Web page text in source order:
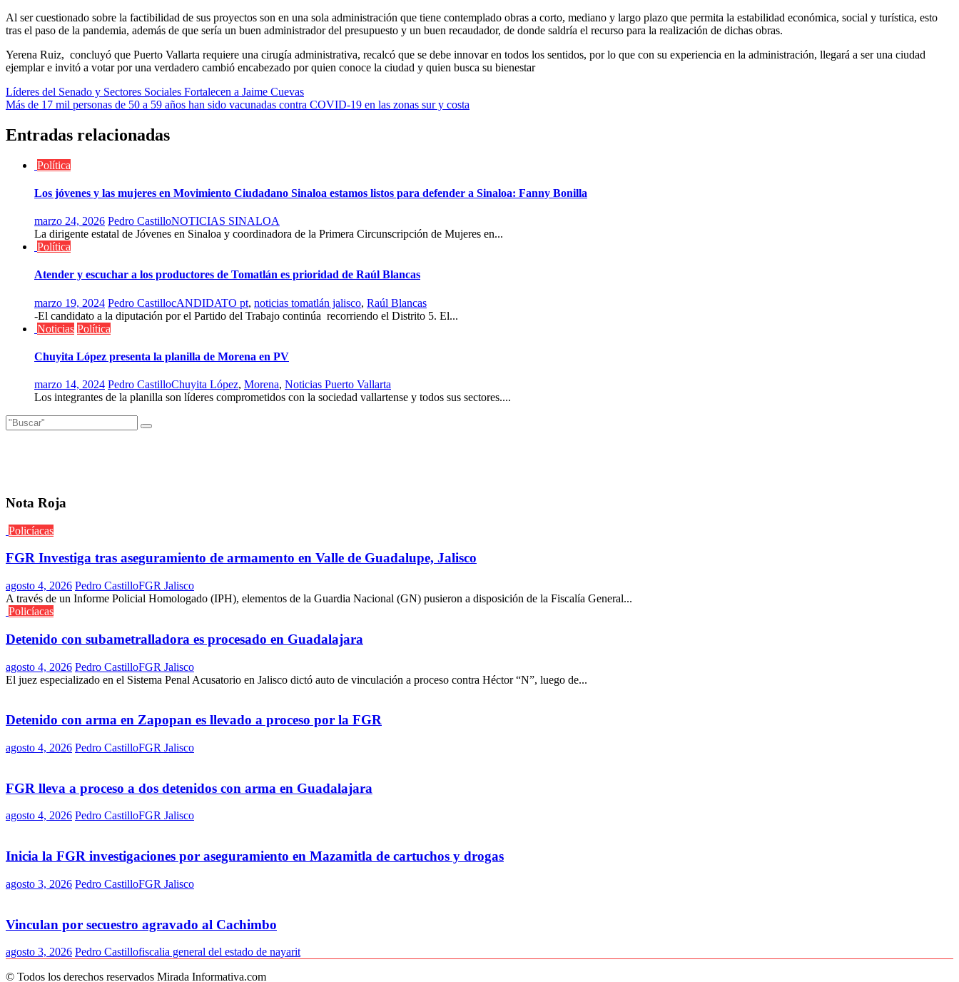
Al ser cuestionado sobre la factibilidad de sus proyectos son en una sola administración que tiene contemplado obras a corto, mediano y largo plazo que permita la estabilidad económica, social y turística, esto
tras el paso de la pandemia, además de que sería un buen administrador del presupuesto y un buen recaudador, de donde saldría el recurso para la realización de dichas obras.
Yerena Ruiz, concluyó que Puerto Vallarta requiere una cirugía administrativa, recalcó que se debe innovar en todos los sentidos, por lo que con su experiencia en la administración, llegará a ser una ciudad
ejemplar e invitó a votar por una verdadero cambió encabezado por quien conoce la ciudad y quien busca su bienestar
Navegación
de
entradas
Líderes del Senado y Sectores Sociales Fortalecen a Jaime Cuevas
Más de 17 mil personas de 50 a 59 años han sido vacunadas contra COVID-19 en las zonas sur y costa
Entradas relacionadas
Política
Los jóvenes y las mujeres en Movimiento Ciudadano Sinaloa estamos listos para defender a Sinaloa: Fanny Bonilla
marzo 24, 2026 Pedro CastilloNOTICIAS SINALOA
La dirigente estatal de Jóvenes en Sinaloa y coordinadora de la Primera Circunscripción de Mujeres en...
Política
Atender y escuchar a los productores de Tomatlán es prioridad de Raúl Blancas
marzo 19, 2024 Pedro CastillocANDIDATO pt, noticias tomatlán jalisco, Raúl Blancas
-El candidato a la diputación por el Partido del Trabajo continúa recorriendo el Distrito 5. El...
Noticias Política
Chuyita López presenta la planilla de Morena en PV
marzo 14, 2024 Pedro CastilloChuyita López, Morena, Noticias Puerto Vallarta
Los integrantes de la planilla son líderes comprometidos con la sociedad vallartense y todos sus sectores....
Nota Roja
Policíacas
FGR Investiga tras aseguramiento de armamento en Valle de Guadalupe, Jalisco
agosto 4, 2026 Pedro CastilloFGR Jalisco
A través de un Informe Policial Homologado (IPH), elementos de la Guardia Nacional (GN) pusieron a disposición de la Fiscalía General...
Policíacas
Detenido con subametralladora es procesado en Guadalajara
agosto 4, 2026 Pedro CastilloFGR Jalisco
El juez especializado en el Sistema Penal Acusatorio en Jalisco dictó auto de vinculación a proceso contra Héctor “N”, luego de...
Detenido con arma en Zapopan es llevado a proceso por la FGR
agosto 4, 2026 Pedro CastilloFGR Jalisco
FGR lleva a proceso a dos detenidos con arma en Guadalajara
agosto 4, 2026 Pedro CastilloFGR Jalisco
Inicia la FGR investigaciones por aseguramiento en Mazamitla de cartuchos y drogas
agosto 3, 2026 Pedro CastilloFGR Jalisco
Vinculan por secuestro agravado al Cachimbo
agosto 3, 2026 Pedro Castillofiscalia general del estado de nayarit
© Todos los derechos reservados Mirada Informativa.com